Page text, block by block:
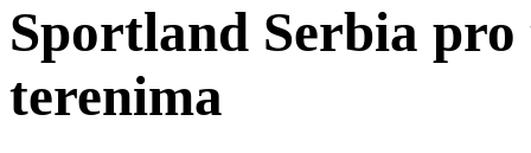
Sportland Serbia
terenima